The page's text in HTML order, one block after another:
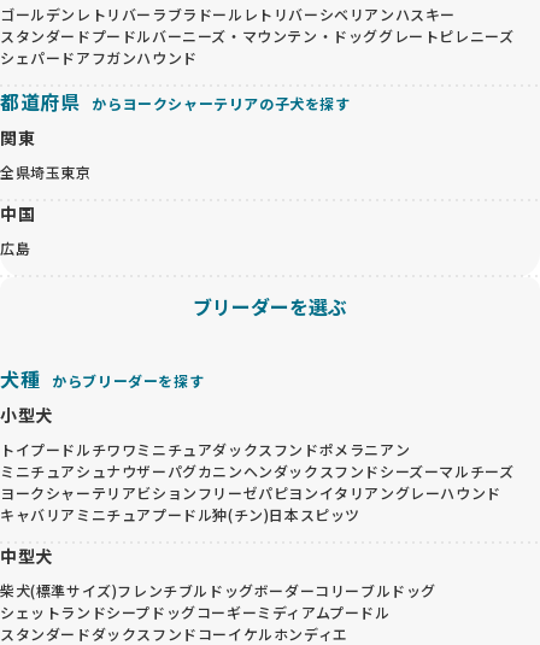
ゴールデンレトリバー ラブラドールレトリバーシベリアンハスキー
スタンダードプードルバーニーズ・マウンテン・ドッググレートピレニーズ
シェパードアフガンハウンド
都道府県 からヨークシャーテリアの子犬を探す
関東
全県埼玉東京
中国
広島
ブリーダーを選ぶ
犬種 からブリーダーを探す
小型犬
トイプードルチワワミニチュアダックスフンドポメラニアン
ミニチュアシュナウザーパグカニンヘンダックスフンドシーズーマルチーズ
ヨークシャーテリアビションフリーゼパピヨンイタリアングレーハウンド
キャバリア ミニチュアプードル狆(チン)日本スピッツ
中型犬
柴犬(標準サイズ)フレンチブルドッグボーダーコリーブルドッグ
シェットランドシープドッグコーギーミディアムプードル
スタンダードダックスフンドコーイケルホンディエ